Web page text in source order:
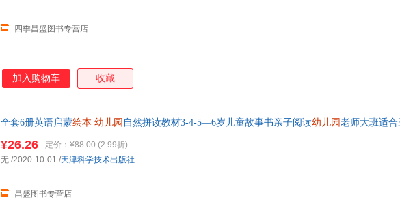
四季昌盛图书专营店
加入购物车 收藏
全套6册英语启蒙绘本 幼儿园 自然拼读教材3-4-5—6岁儿童故事书亲子阅读幼儿园 老师大班适
¥26.26 定价： ¥88.00 (2.99折)
昌盛图书专营店
无 /2020-10-01 /天津科学技术出版社